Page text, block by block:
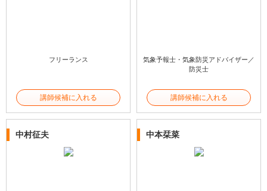
フリーランス
講師候補に入れる
気象予報士・気象防災アドバイザー／
防災士
講師候補に入れる
中村征夫 中本栞菜